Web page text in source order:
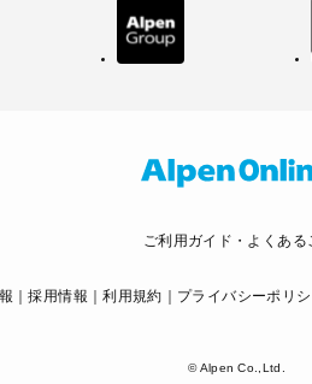
ご利用ガイド・よくある
採用情報 利用規約 プライバシーポリ
© Alpen Co.,Ltd.